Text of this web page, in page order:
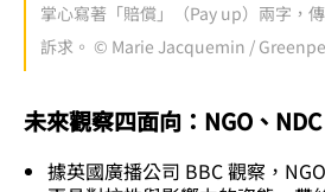
掌心寫著「賠償」（Pay up）兩字，
訴求。 © Marie Jacquemin /
未來觀察四面向：NGO、
據英國廣播公司 BBC 觀察，